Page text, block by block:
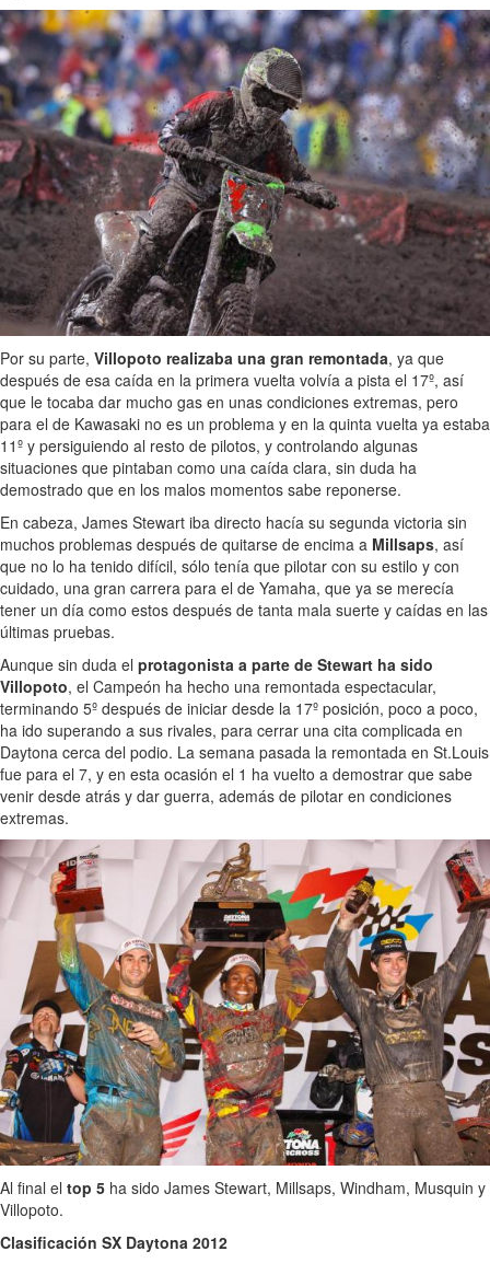
Por su parte, Villopoto realizaba una gran remontada, ya que
después de esa caída en la primera vuelta volvía a pista el 17º, así
que le tocaba dar mucho gas en unas condiciones extremas, pero
para el de Kawasaki no es un problema y en la quinta vuelta ya estaba
11º y persiguiendo al resto de pilotos, y controlando algunas
situaciones que pintaban como una caída clara, sin duda ha
demostrado que en los malos momentos sabe reponerse.
En cabeza, James Stewart iba directo hacía su segunda victoria sin
muchos problemas después de quitarse de encima a Millsaps, así
que no lo ha tenido difícil, sólo tenía que pilotar con su estilo y con
cuidado, una gran carrera para el de Yamaha, que ya se merecía
tener un día como estos después de tanta mala suerte y caídas en las
últimas pruebas.
Aunque sin duda el protagonista a parte de Stewart ha sido
Villopoto, el Campeón ha hecho una remontada espectacular,
terminando 5º después de iniciar desde la 17º posición, poco a poco,
ha ido superando a sus rivales, para cerrar una cita complicada en
Daytona cerca del podio. La semana pasada la remontada en St.Louis
fue para el 7, y en esta ocasión el 1 ha vuelto a demostrar que sabe
venir desde atrás y dar guerra, además de pilotar en condiciones
extremas.
Al final el top 5 ha sido James Stewart, Millsaps, Windham, Musquin y
Villopoto.
Clasificación SX Daytona 2012